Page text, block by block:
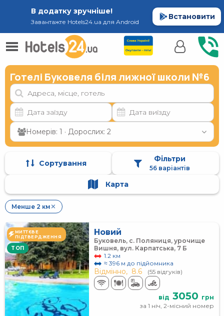
В додатку зручніше!
Завантажте Hotels24.ua для Android
Встановити
Готелі Буковеля біля лижної школи №6
Номерів: 1 · Дорослих: 2
Сортування Фільтри
56 варіантів
Карта
Менше 2 км ✕
МИТТЄВЕ
ПІДТВЕРДЖЕННЯ
TOП
Новий
Буковель, с. Поляниця, урочище
Вишня, вул. Карпатська, 7 Б
1.2 км
≈ 396 м до підйомника
Відмінно, 8.6 (55 відгуків)
від 3050 грн
за 1 ніч, 2-місний номер